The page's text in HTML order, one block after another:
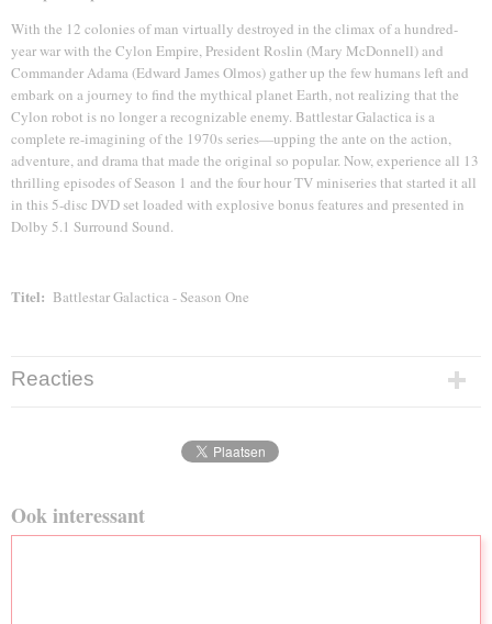
With the 12 colonies of man virtually destroyed in the climax of a hundred-
year war with the Cylon Empire, President Roslin (Mary McDonnell) and
Commander Adama (Edward James Olmos) gather up the few humans left and
embark on a journey to find the mythical planet Earth, not realizing that the
Cylon robot is no longer a recognizable enemy. Battlestar Galactica is a
complete re-imagining of the 1970s series—upping the ante on the action,
adventure, and drama that made the original so popular. Now, experience all 13
thrilling episodes of Season 1 and the four hour TV miniseries that started it all
in this 5-disc DVD set loaded with explosive bonus features and presented in
Dolby 5.1 Surround Sound.
Titel: Battlestar Galactica - Season One
Reacties
Ook interessant